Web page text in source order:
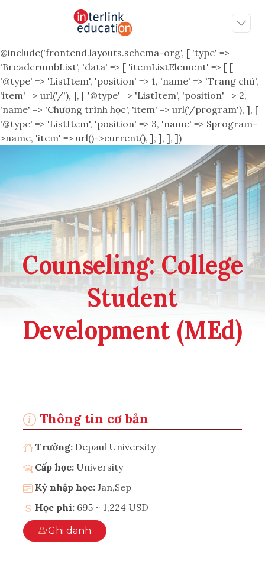
@include('frontend.layouts.schema-org', [ 'type' =>
'BreadcrumbList', 'data' => [ 'itemListElement' => [ [
'@type' => 'ListItem', 'position' => 1, 'name' => 'Trang chủ',
'item' => url('/'), ], [ '@type' => 'ListItem', 'position' => 2,
'name' => 'Chương trình học', 'item' => url('/program'), ], [
'@type' => 'ListItem', 'position' => 3, 'name' => $program-
>name, 'item' => url()->current(), ], ], ], ])
Counseling: College
Student
Development (MEd)
Thông tin cơ bản
Trường: Depaul University
Cấp học: University
Kỳ nhập học: Jan,Sep
Học phí: 695 ~ 1,224 USD
Ghi danh